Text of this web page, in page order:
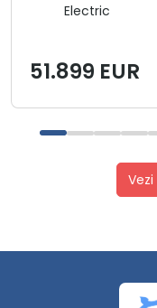
Electric
51.899 EUR